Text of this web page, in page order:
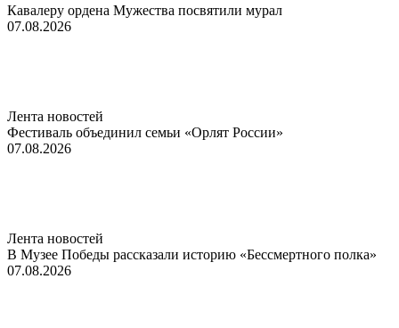
Кавалеру ордена Мужества посвятили мурал
07.08.2026
Лента новостей
Фестиваль объединил семьи «Орлят России»
07.08.2026
Лента новостей
В Музее Победы рассказали историю «Бессмертного полка»
07.08.2026